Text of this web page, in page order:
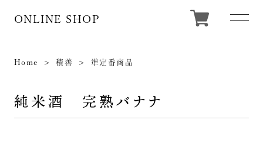
ONLINE SHOP
Home 積善 準定番商品
純米酒 完熟バナナ